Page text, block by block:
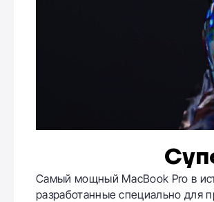
Cамый мощный MacBook Pro в
разработанные специально для